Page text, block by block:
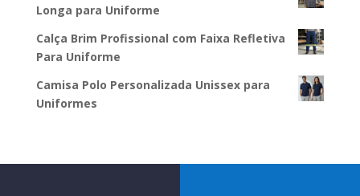
Longa para Uniforme
Calça Brim Profissional com Faixa Refletiva
Para Uniforme
Camisa Polo Personalizada Unissex para
Uniformes